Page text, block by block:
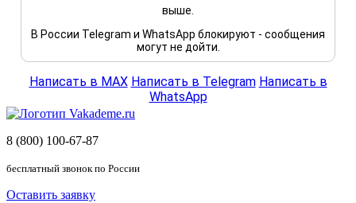
выше.
В России Telegram и WhatsApp блокируют - сообщения
могут не дойти.
Написать в MAX Написать в Telegram Написать в
WhatsApp
8 (800) 100-67-87
бесплатный звонок по России
Оставить заявку